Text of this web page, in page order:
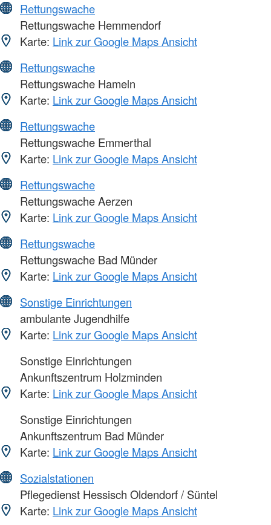
Rettungswache
Rettungswache Hemmendorf
Karte: Link zur Google Maps Ansicht
Rettungswache
Rettungswache Hameln
Karte: Link zur Google Maps Ansicht
Rettungswache
Rettungswache Emmerthal
Karte: Link zur Google Maps Ansicht
Rettungswache
Rettungswache Aerzen
Karte: Link zur Google Maps Ansicht
Rettungswache
Rettungswache Bad Münder
Karte: Link zur Google Maps Ansicht
Sonstige Einrichtungen
ambulante Jugendhilfe
Karte: Link zur Google Maps Ansicht
Sonstige Einrichtungen
Ankunftszentrum Holzminden
Karte: Link zur Google Maps Ansicht
Sonstige Einrichtungen
Ankunftszentrum Bad Münder
Karte: Link zur Google Maps Ansicht
Sozialstationen
Pflegedienst Hessisch Oldendorf / Süntel
Karte: Link zur Google Maps Ansicht